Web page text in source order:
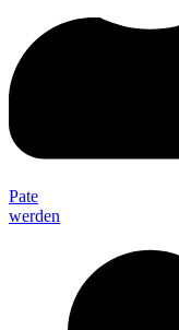
Pate
werden